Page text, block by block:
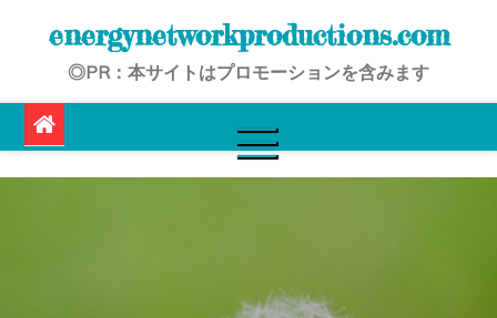
energynetworkproductions.com
◎PR：本サイトはプロモーションを含みます